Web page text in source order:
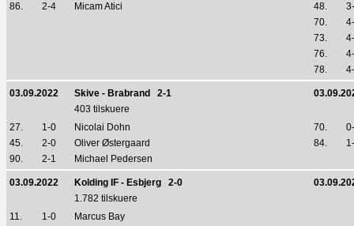
86.
2-4 Micam Atici 48.
70.
73.
76.
78.
03.09.2022 Skive - Brabrand 2-1
403 tilskuere
27.
1-0 Nicolai Dohn 70.
45.
2-0 Oliver Østergaard 84.
90.
2-1 Michael Pedersen
03.09.2022 Kolding IF - Esbjerg 2-0
1.782 tilskuere
11.
1-0
Marcus Bay